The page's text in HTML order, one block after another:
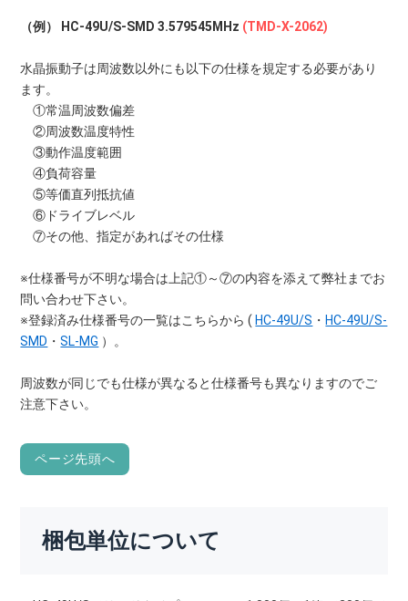
（例） HC-49U/S-SMD 3.579545MHz (TMD-X-2062)
水晶振動子は周波数以外にも以下の仕様を規定する必要があり
ます。
①常温周波数偏差
②周波数温度特性
③動作温度範囲
④負荷容量
⑤等価直列抵抗値
⑥ドライブレベル
⑦その他、指定があればその仕様
※仕様番号が不明な場合は上記①～⑦の内容を添えて弊社までお
問い合わせ下さい。
※登録済み仕様番号の一覧はこちらから ( HC-49U/S ・ HC-49U/S-
SMD ・SL-MG ）。
周波数が同じでも仕様が異なると仕様番号も異なりますのでご
注意下さい。
ページ先頭へ
梱包単位について